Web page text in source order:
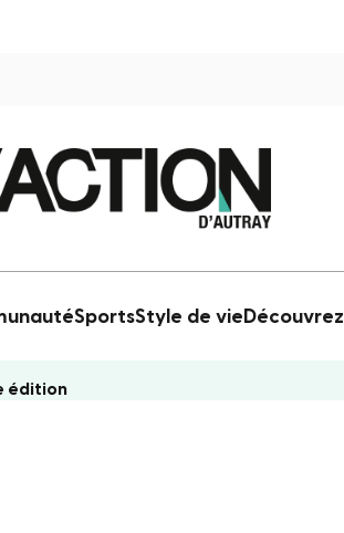
SportsStyle de vie Découvrez
édition